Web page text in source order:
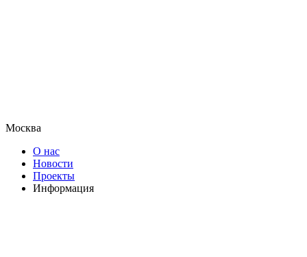
Москва
О нас
Новости
Проекты
Информация